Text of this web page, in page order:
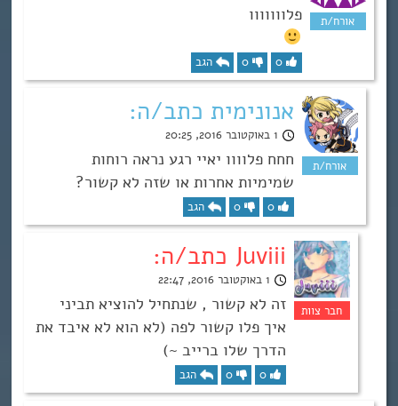
פלווווווו
0
0 הגב
אנונימית כתב/ה:
1 באוקטובר 2016, 20:25
חחח פלוווו יאיי רגע נראה רוחות
שמימיות אחרות או שזה לא קשור?
0
0 הגב
Juviii כתב/ה:
1 באוקטובר 2016, 22:47
זה לא קשור , שנתחיל להוציא תביני
איך פלו קשור לפה (לא הוא לא איבד את
הדרך שלו ברייב ~)
0
0 הגב